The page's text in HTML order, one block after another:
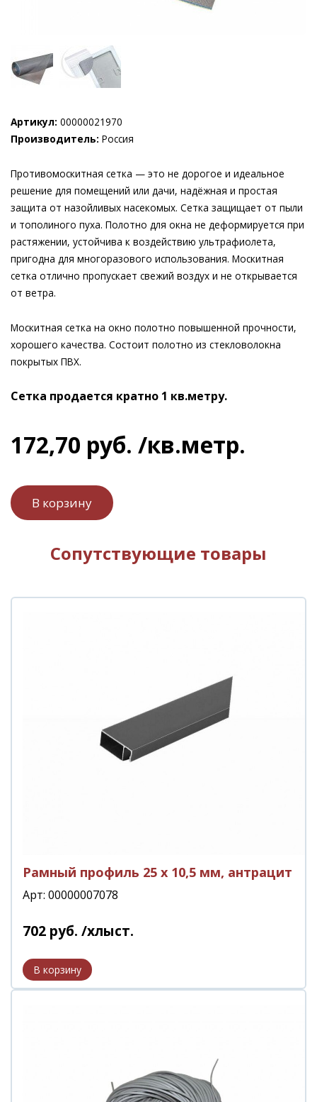
Артикул: 00000021970
Производитель: Россия
Противомоскитная сетка — это не дорогое и идеальное
решение для помещений или дачи, надёжная и простая
защита от назойливых насекомых. Сетка защищает от пыли
и тополиного пуха. Полотно для окна не деформируется при
растяжении, устойчива к воздействию ультрафиолета,
пригодна для многоразового использования. Москитная
сетка отлично пропускает свежий воздух и не открывается
от ветра.
Москитная сетка на окно полотно повышенной прочности,
хорошего качества. Состоит полотно из стекловолокна
покрытых ПВХ.
Сетка продается кратно 1 кв.метру.
172,70 руб. /кв.метр.
Сопутствующие товары
Рамный профиль 25 х 10,5 мм, антрацит
Арт: 00000007078
702 руб. /хлыст.